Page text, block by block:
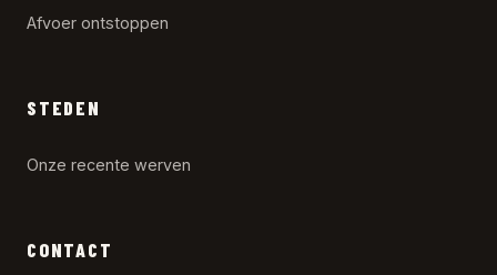
Afvoer ontstoppen
STEDEN
Onze recente werven
CONTACT